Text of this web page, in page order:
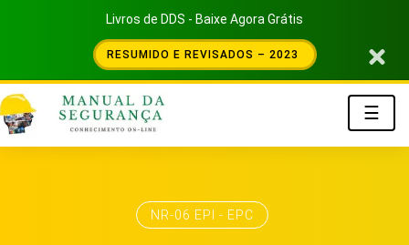
Livros de DDS - Baixe Agora Grátis
RESUMIDO E REVISADOS – 2023
☰
NR-06 EPI - EPC